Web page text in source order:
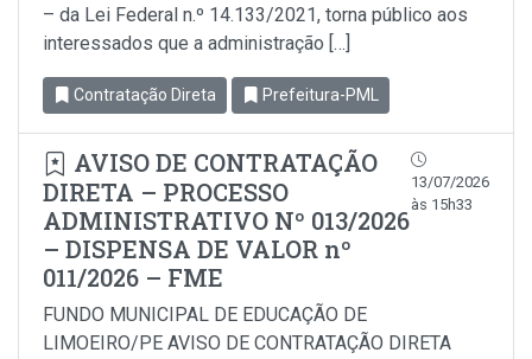
– da Lei Federal n.º 14.133/2021, torna público aos
interessados que a administração […]
Contratação Direta Prefeitura-PML
AVISO DE CONTRATAÇÃO
DIRETA – PROCESSO
ADMINISTRATIVO Nº 013/2026
– DISPENSA DE VALOR nº
011/2026 – FME
13/07/2026
às 15h33
FUNDO MUNICIPAL DE EDUCAÇÃO DE
LIMOEIRO/PE AVISO DE CONTRATAÇÃO DIRETA